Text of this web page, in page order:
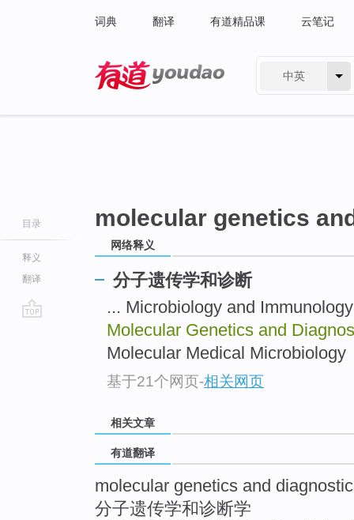
词典 翻译 有道精品课 云笔记
中英
目录
释义
翻译
molecular genetics
网络释义
分子遗传学和诊断
... Microbiology and
Molecular Genetics and
Molecular Medical
基于21个网页-相关网页
相关文章
有道翻译
molecular genetics and
分子遗传学和诊断学